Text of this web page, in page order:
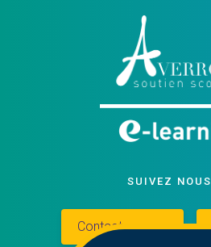
SUIVEZ NOUS
Contactez-nous